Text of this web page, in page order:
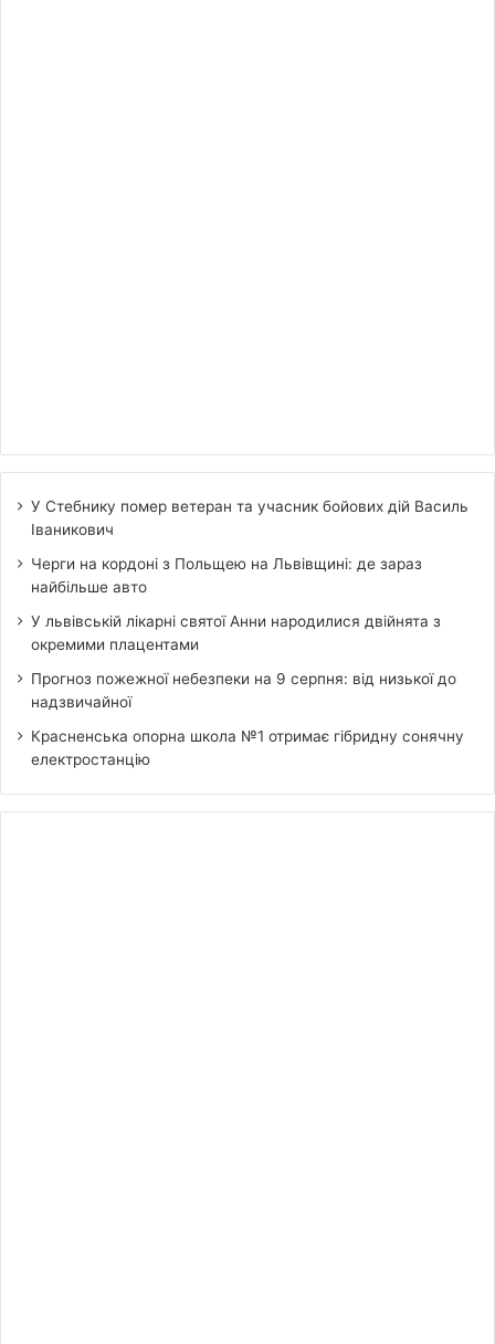
У Стебнику помер ветеран та учасник бойових дій Василь
Іваникович
Черги на кордоні з Польщею на Львівщині: де зараз
найбільше авто
У львівській лікарні святої Анни народилися двійнята з
окремими плацентами
Прогноз пожежної небезпеки на 9 серпня: від низької до
надзвичайної
Красненська опорна школа №1 отримає гібридну сонячну
електростанцію